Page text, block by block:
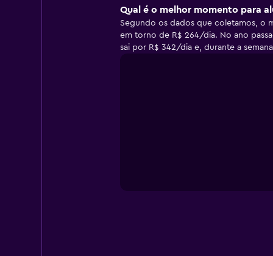
Qual é o melhor momento para
Segundo os dados que coletamos, o
em torno de R$ 264/dia. No ano
sai por R$ 342/dia e, durante a